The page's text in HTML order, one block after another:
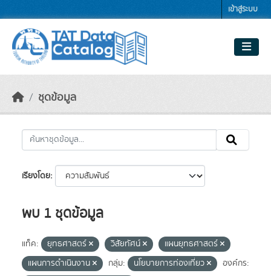
เข้าสู่ระบบ
ชุดข้อมูล
เรียงโดย
พบ 1 ชุดข้อมูล
แท็ค: ยุทธศาสตร์ วิสัยทัศน์
แผนยุทธศาสตร์
แผนการดำเนินงาน
กลุ่ม: นโยบายการท่องเที่ยว
องค์กร: